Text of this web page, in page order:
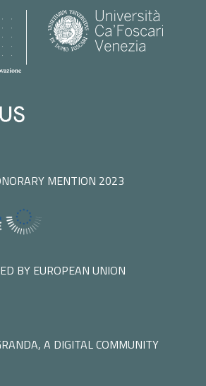
MENTION 2023
BY EUROPEAN UNION
A DIGITAL COMMUNITY